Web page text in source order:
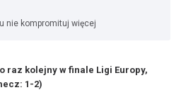
nie kompromituj więcej
raz kolejny w finale Ligi Europy,
1-2)